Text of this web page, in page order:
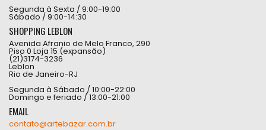
Segunda à Sexta / 9:00-19:00
Sábado / 9:00-14:30
SHOPPING LEBLON
Avenida Afranio de Melo Franco, 290
Piso 0 Loja 15 (expansão)
(21)3174-3236
Leblon
Rio de Janeiro-RJ
Segunda à Sábado / 10:00-22:00
Domingo e feriado / 13:00-21:00
EMAIL
contato@artebazar.com.br